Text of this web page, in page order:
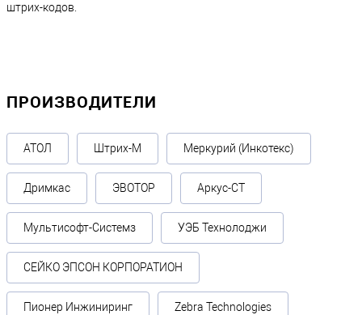
штрих-кодов.
ПРОИЗВОДИТЕЛИ
АТОЛ Штрих-М Меркурий (Инкотекс)
Дримкас ЭВОТОР Аркус-СТ
Мультисофт-Системз УЭБ Технолоджи
СЕЙКО ЭПСОН КОРПОРАТИОН
Пионер Инжиниринг Zebra Technologies